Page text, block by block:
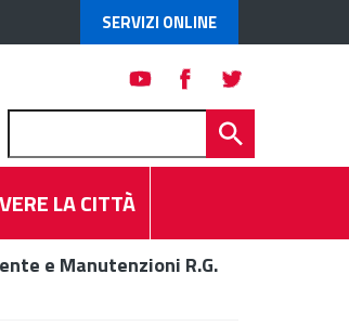
SERVIZI ONLINE
LA CITTÀ
e Manutenzioni R.G.